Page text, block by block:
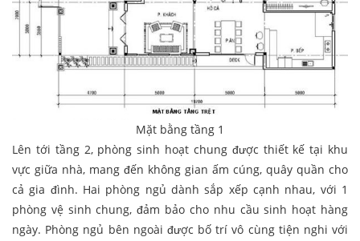
Mặt bằng tầng 1
Lên tới tầng 2, phòng sinh hoạt chung được thiết kế tại khu
vực giữa nhà, mang đến không gian ấm cúng, quây quần cho
cả gia đình. Hai phòng ngủ dành sắp xếp cạnh nhau, với 1
phòng vệ sinh chung, đảm bảo cho nhu cầu sinh hoạt hàng
ngày. Phòng ngủ bên ngoài được bố trí vô cùng tiện nghi với